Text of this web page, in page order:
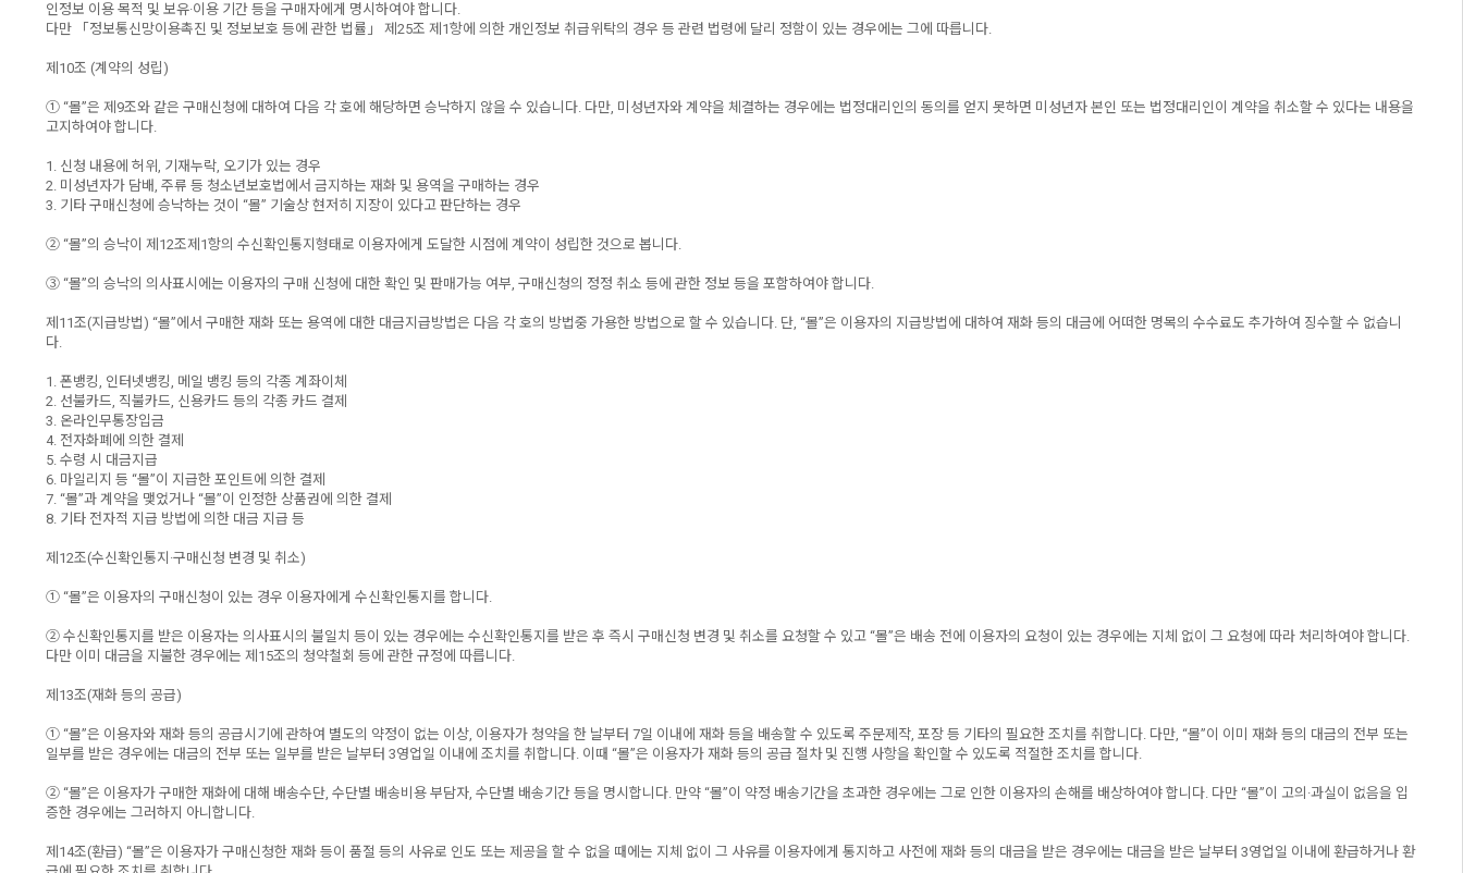
인정보 이용 목적 및 보유·이용 기간 등을 구매자에게 명시하여야 합니다.
다만 「정보통신망이용촉진 및 정보보호 등에 관한 법률」 제25조 제1항에 의한 개인정보 취급위탁의 경우 등 관련 법령에 달리 정함이 있는 경우에는 그에 따릅니다.
제10조 (계약의 성립)
① “몰”은 제9조와 같은 구매신청에 대하여 다음 각 호에 해당하면 승낙하지 않을 수 있습니다. 다만, 미성년자와 계약을 체결하는 경우에는 법정대리인의 동의를 얻지 못하면 미성년자 본인 또는 법정대리인이 계약을 취소할 수 있다는 내용을
고지하여야 합니다.
1. 신청 내용에 허위, 기재누락, 오기가 있는 경우
2. 미성년자가 담배, 주류 등 청소년보호법에서 금지하는 재화 및 용역을 구매하는 경우
3. 기타 구매신청에 승낙하는 것이 “몰” 기술상 현저히 지장이 있다고 판단하는 경우
② “몰”의 승낙이 제12조제1항의 수신확인통지형태로 이용자에게 도달한 시점에 계약이 성립한 것으로 봅니다.
③ “몰”의 승낙의 의사표시에는 이용자의 구매 신청에 대한 확인 및 판매가능 여부, 구매신청의 정정 취소 등에 관한 정보 등을 포함하여야 합니다.
제11조(지급방법) “몰”에서 구매한 재화 또는 용역에 대한 대금지급방법은 다음 각 호의 방법중 가용한 방법으로 할 수 있습니다. 단, “몰”은 이용자의 지급방법에 대하여 재화 등의 대금에 어떠한 명목의 수수료도 추가하여 징수할 수 없습니
다.
1. 폰뱅킹, 인터넷뱅킹, 메일 뱅킹 등의 각종 계좌이체
2. 선불카드, 직불카드, 신용카드 등의 각종 카드 결제
3. 온라인무통장입금
4. 전자화폐에 의한 결제
5. 수령 시 대금지급
6. 마일리지 등 “몰”이 지급한 포인트에 의한 결제
7. “몰”과 계약을 맺었거나 “몰”이 인정한 상품권에 의한 결제
8. 기타 전자적 지급 방법에 의한 대금 지급 등
제12조(수신확인통지·구매신청 변경 및 취소)
① “몰”은 이용자의 구매신청이 있는 경우 이용자에게 수신확인통지를 합니다.
② 수신확인통지를 받은 이용자는 의사표시의 불일치 등이 있는 경우에는 수신확인통지를 받은 후 즉시 구매신청 변경 및 취소를 요청할 수 있고 “몰”은 배송 전에 이용자의 요청이 있는 경우에는 지체 없이 그 요청에 따라 처리하여야 합니다.
다만 이미 대금을 지불한 경우에는 제15조의 청약철회 등에 관한 규정에 따릅니다.
제13조(재화 등의 공급)
① “몰”은 이용자와 재화 등의 공급시기에 관하여 별도의 약정이 없는 이상, 이용자가 청약을 한 날부터 7일 이내에 재화 등을 배송할 수 있도록 주문제작, 포장 등 기타의 필요한 조치를 취합니다. 다만, “몰”이 이미 재화 등의 대금의 전부 또는
일부를 받은 경우에는 대금의 전부 또는 일부를 받은 날부터 3영업일 이내에 조치를 취합니다. 이때 “몰”은 이용자가 재화 등의 공급 절차 및 진행 사항을 확인할 수 있도록 적절한 조치를 합니다.
② “몰”은 이용자가 구매한 재화에 대해 배송수단, 수단별 배송비용 부담자, 수단별 배송기간 등을 명시합니다. 만약 “몰”이 약정 배송기간을 초과한 경우에는 그로 인한 이용자의 손해를 배상하여야 합니다. 다만 “몰”이 고의·과실이 없음을 입
증한 경우에는 그러하지 아니합니다.
제14조(환급) “몰”은 이용자가 구매신청한 재화 등이 품절 등의 사유로 인도 또는 제공을 할 수 없을 때에는 지체 없이 그 사유를 이용자에게 통지하고 사전에 재화 등의 대금을 받은 경우에는 대금을 받은 날부터 3영업일 이내에 환급하거나 환